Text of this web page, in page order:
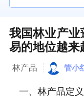
我国林业产
易的地位越
林产品 管小
一、林产品定